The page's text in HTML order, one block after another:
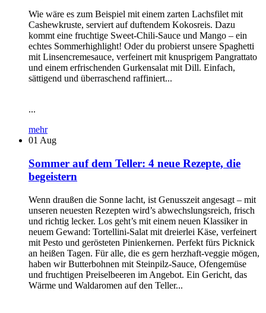
Wie wäre es zum Beispiel mit einem zarten Lachsfilet mit
Cashewkruste, serviert auf duftendem Kokosreis. Dazu
kommt eine fruchtige Sweet-Chili-Sauce und Mango – ein
echtes Sommerhighlight! Oder du probierst unsere Spaghetti
mit Linsencremesauce, verfeinert mit knusprigem Pangrattato
und einem erfrischenden Gurkensalat mit Dill. Einfach,
sättigend und überraschend raffiniert...
...
mehr
01 Aug
Sommer auf dem Teller: 4 neue Rezepte, die
begeistern
Wenn draußen die Sonne lacht, ist Genusszeit angesagt – mit
unseren neuesten Rezepten wird’s abwechslungsreich, frisch
und richtig lecker. Los geht’s mit einem neuen Klassiker in
neuem Gewand: Tortellini-Salat mit dreierlei Käse, verfeinert
mit Pesto und gerösteten Pinienkernen. Perfekt fürs Picknick
an heißen Tagen. Für alle, die es gern herzhaft-veggie mögen,
haben wir Butterbohnen mit Steinpilz-Sauce, Ofengemüse
und fruchtigen Preiselbeeren im Angebot. Ein Gericht, das
Wärme und Waldaromen auf den Teller...